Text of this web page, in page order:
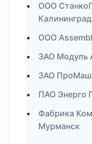
ООО
Калининград
ООО
ЗАО Модуль
ЗАО ПроМаш
ПАО Энерго
Фабрика
Мурманск